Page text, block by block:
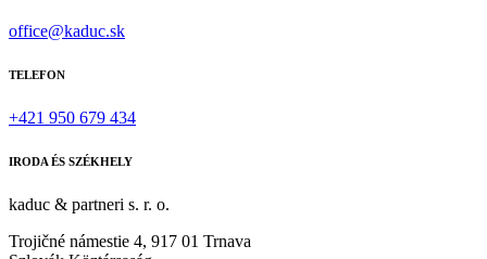
office@kaduc.sk
TELEFON
+421 950 679 434
IRODA ÉS SZÉKHELY
kaduc & partneri s. r. o.
Trojičné námestie 4, 917 01 Trnava